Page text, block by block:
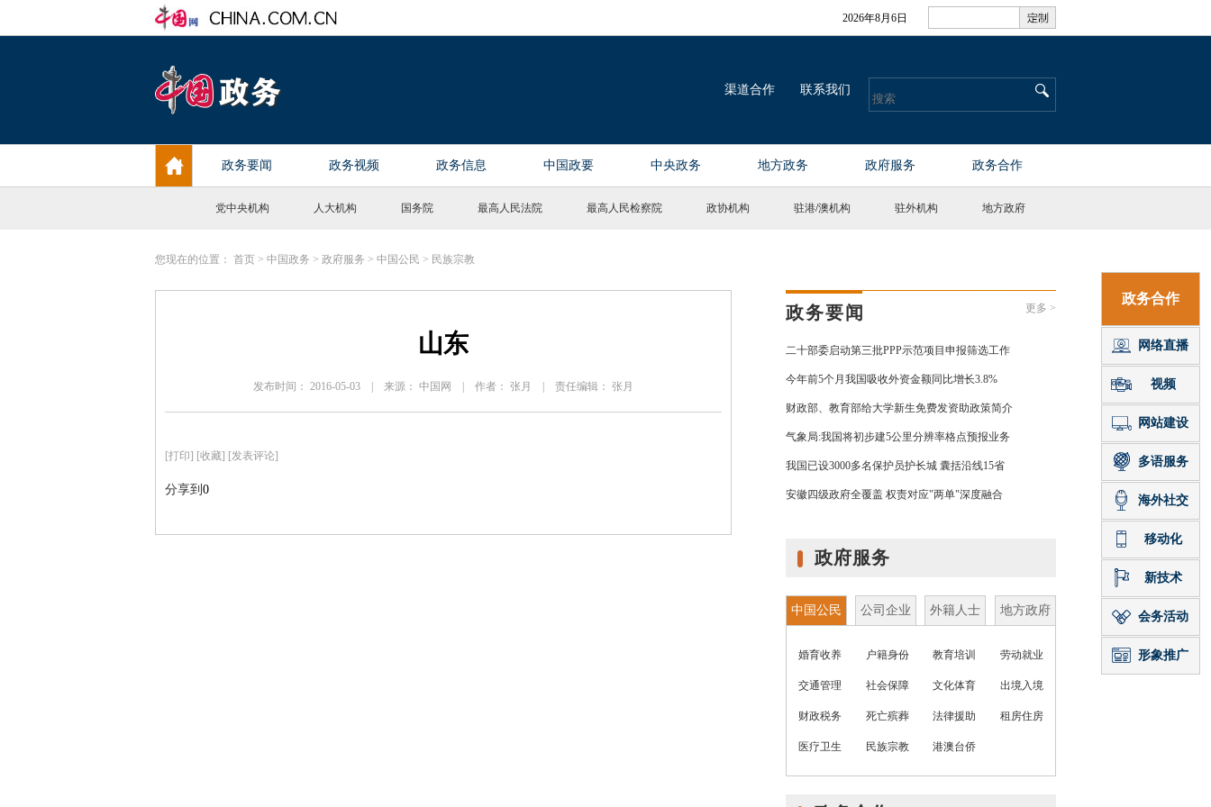
党中央机构 人大机构 国务院 最高人民法院 最高人民检察院 政协机构 驻港/澳机构 驻外机构 地方政府
您现在的位置： 首页 > 中国政务 > 政府服务 > 中国公民 > 民族宗教
山东
发布时间： 2016-05-03 | 来源： 中国网 | 作者： 张月 | 责任编辑： 张月
[打印] [收藏] [发表评论]
分享到 0
政务要闻 更多 >
二十部委启动第三批PPP示范项目申报筛选工作
今年前5个月我国吸收外资金额同比增长3.8%
财政部、教育部给大学新生免费发资助政策简介
气象局:我国将初步建5公里分辨率格点预报业务
我国已设3000多名保护员护长城 囊括沿线15省
安徽四级政府全覆盖 权责对应"两单"深度融合
政府服务
中国公民 公司企业 外籍人士 地方政府
婚育收养 户籍身份 教育培训 劳动就业
交通管理 社会保障 文化体育 出境入境
财政税务 死亡殡葬 法律援助 租房住房
医疗卫生 民族宗教 港澳台侨